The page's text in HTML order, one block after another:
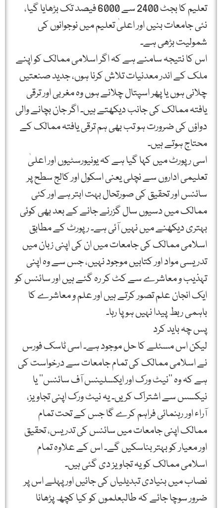
تعلیم کا بجٹ 2400 سے 6000 فیصد تک بڑھایا گیا،
نئی جامعات بنیں اور اعلیٰ تعلیم میں نوجوانوں کی
شمولیت بڑھی ہے۔
اس کا نتیجہ سامنے ہے کہ اگر اسلامی ممالک کو اپنے
ملک کے اندر معدنیات تلاش کرنا ہوں، جدید صنعتیں
چلانی ہوں یا پھر اسپتال چلانے ہوں وہ مغربی اور ترقی
یافتہ ممالک کی جانب دیکھتے ہیں۔ اگر جان بچانے والی
دواؤں کی ضرورت ہو تب بھی ہم ترقی یافتہ ممالک کے
محتاج ہوتے ہیں۔
اسی رپورٹ میں کہا گیا ہے کہ یونیورسٹیوں اور اعلیٰ
تعلیمی اداروں سے نچلی یعنی اسکول اور کالج سطح پر
سائنس اور تحقیق کی صورتحال بہت ابتر ہے اور کئی
ممالک میں دسیوں سال گزرنے جانے کے بعد بھی کوئی
بہتری دیکھنے میں نہیں آئی ہے۔ رپورٹ کے مطابق
اسلامی ممالک کی جامعات میں ان کی اپنی زبان میں
تدریسی مواد اور کتابیں موجود نہیں، جس سے وہ اپنی
تہذیب و معاشرے سے کٹ کر رہ گئے ہیں اور سائنس کو
ایک انجان علم تصور کرتے ہیں اور علم و معاشرے کا
باہمی ربط پیدا نہیں ہو پا رہا۔
پس چہ باید کرد
لیکن اس مسئلے کا حل موجود ہے۔ اسی ٹاسک فورس
نے اسلامی ممالک کی تمام جامعات سے درخواست کی
ہے کہ وہ ’’نیٹ ورک اور ایکسلینس آف سائنس‘‘ یا
نیکسس سے اشتراک کریں۔ یہ نیٹ ورک اپنی تجاویز،
آراء اور رہنمائی فراہم کرے گا جس کے تحت تمام
ممالک اپنی جامعات میں سائنس کی تدریس، تحقیق
اور معیار کو بہتر بناسکیں گے۔ اس کے علاوہ تمام
اسلامی ممالک کو یہ تجاویز دی گئی ہیں۔
نصاب میں بنیادی تبدیلیاں کی جائیں اور پہلے اس پر
ضرور سوچا جائے کہ طالبعلموں کو کیا کچھ پڑھانا